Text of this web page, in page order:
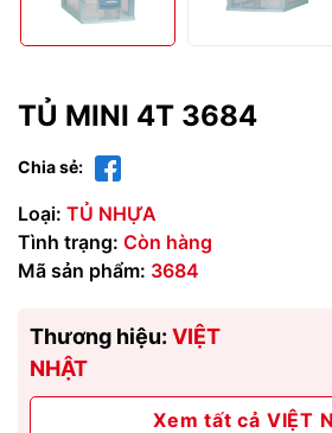
TỦ MINI 4T 3684
Chia sẻ:
Loại: TỦ NHỰA
Tình trạng: Còn hàng
Mã sản phẩm: 3684
Thương hiệu: VIỆT
NHẬT
Xem tất cả VIỆT